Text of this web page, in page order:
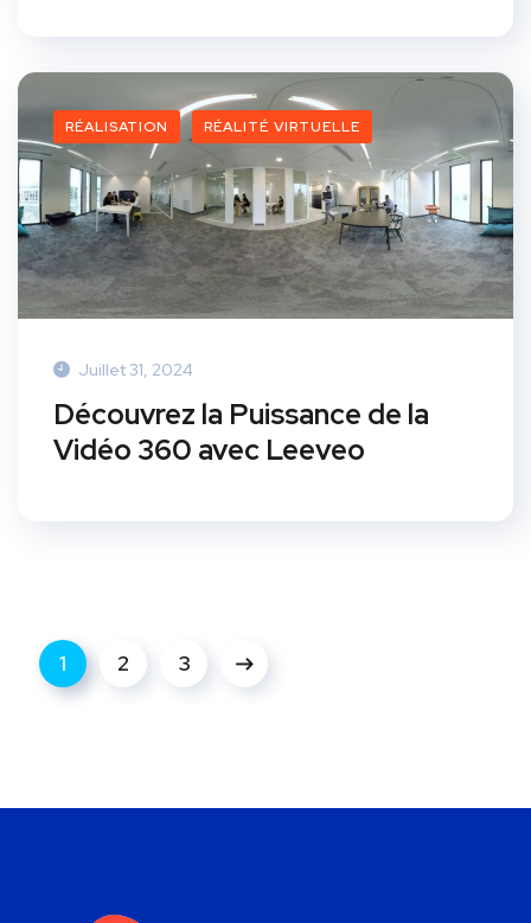
RÉALISATION RÉALITÉ VIRTUELLE
Juillet 31, 2024
Découvrez la Puissance de la
Vidéo 360 avec Leeveo
1 2 3